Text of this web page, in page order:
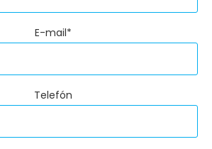
E-mail*
Telefón